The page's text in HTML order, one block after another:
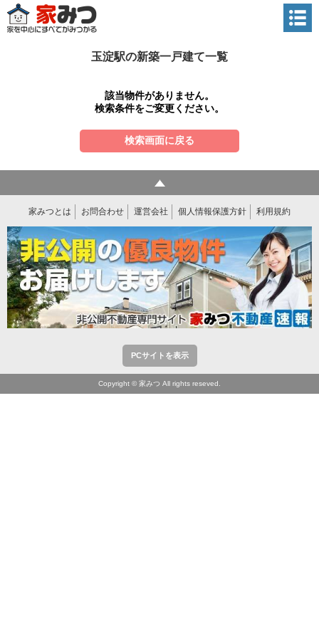
玉淀駅の新築一戸建て一覧
該当物件がありません。
検索条件をご変更ください。
検索画面に戻る
家みつとは お問合わせ 運営会社 個人情報保護方針 利用規約
PCサイトを表示
Copyright © 家みつ All rights reseved.